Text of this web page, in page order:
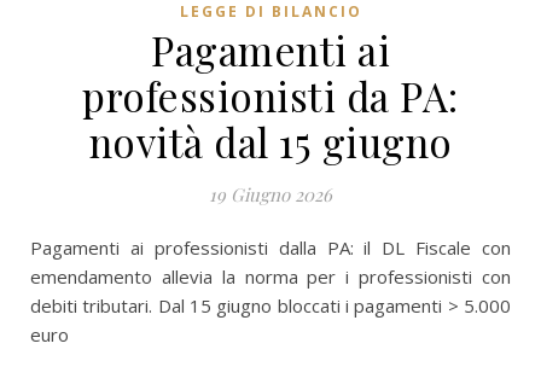
LEGGE DI BILANCIO
Pagamenti ai
professionisti da PA:
novità dal 15 giugno
19 Giugno 2026
Pagamenti ai professionisti dalla PA: il DL Fiscale con
emendamento allevia la norma per i professionisti con
debiti tributari. Dal 15 giugno bloccati i pagamenti > 5.000
euro